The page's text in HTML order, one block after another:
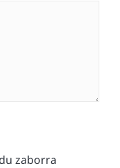
zaborra